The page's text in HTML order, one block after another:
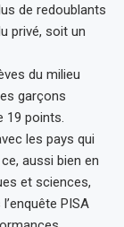
de redoublants
privé, soit un
du milieu
garçons
19 points.
les pays qui
aussi bien en
et sciences,
PISA